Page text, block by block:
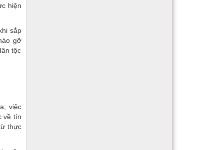
hiện
sắp
gỡ
tộc
việc
về tín
thực